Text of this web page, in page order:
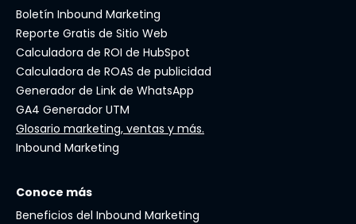
Boletín Inbound Marketing
Reporte Gratis de Sitio Web
Calculadora de ROI de HubSpot
Calculadora de ROAS de publicidad
Generador de Link de WhatsApp
GA4 Generador UTM
Glosario marketing, ventas y más.
Inbound Marketing
Conoce más
Beneficios del Inbound Marketing